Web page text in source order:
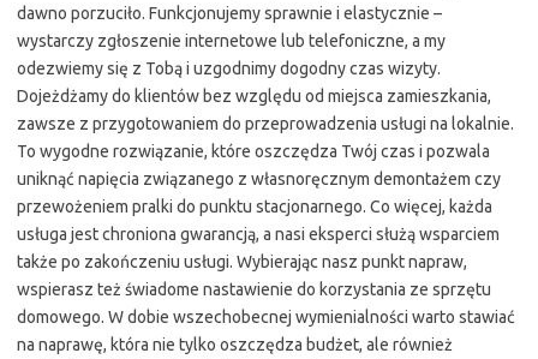
dawno porzuciło. Funkcjonujemy sprawnie i elastycznie –
wystarczy zgłoszenie internetowe lub telefoniczne, a my
odezwiemy się z Tobą i uzgodnimy dogodny czas wizyty.
Dojeżdżamy do klientów bez względu od miejsca zamieszkania,
zawsze z przygotowaniem do przeprowadzenia usługi na lokalnie.
To wygodne rozwiązanie, które oszczędza Twój czas i pozwala
uniknąć napięcia związanego z własnoręcznym demontażem czy
przewożeniem pralki do punktu stacjonarnego. Co więcej, każda
usługa jest chroniona gwarancją, a nasi eksperci służą wsparciem
także po zakończeniu usługi. Wybierając nasz punkt napraw,
wspierasz też świadome nastawienie do korzystania ze sprzętu
domowego. W dobie wszechobecnej wymienialności warto stawiać
na naprawę, która nie tylko oszczędza budżet, ale również